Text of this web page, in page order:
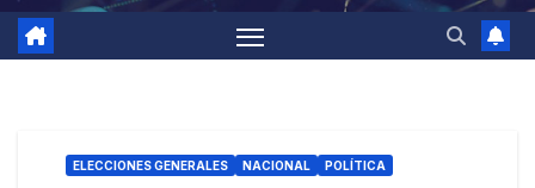
ELECCIONES GENERALES NACIONAL POLÍTICA